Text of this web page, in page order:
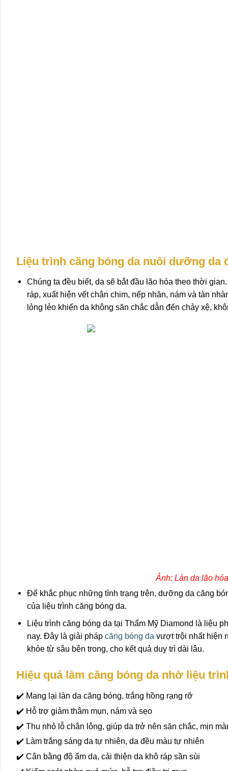
Liệu trình căng bóng da nuôi dưỡng da
Chúng ta đều biết, da sẽ bắt đầu lão hóa theo thời
ráp, xuất hiện vết chân chim, nếp nhăn, nám và tàn
lỏng lẻo khiến da không săn chắc dẫn đến chảy xệ,
Ảnh: Làn da lão
Để khắc phục những tình trạng trên, dưỡng da căng
của liệu trình căng bóng da.
Liệu trình căng bóng da tại Thẩm Mỹ Diamond là liệu
nay. Đây là giải pháp căng bóng da vượt trội nhất hiện
khỏe từ sâu bên trong, cho kết quả duy trì dài lâu.
Hiệu quả làm căng bóng da nhờ liệu
✔️ Mang lại làn da căng bóng, trắng hồng rạng rỡ
✔️ Hỗ trợ giảm thâm mụn, nám và sẹo
✔️ Thu nhỏ lỗ chân lông, giúp da trở nên săn chắc, mịn
✔️ Làm trắng sáng da tự nhiên, da đều màu tự nhiên
✔️ Cân bằng độ ẩm da, cải thiện da khô ráp sần sùi